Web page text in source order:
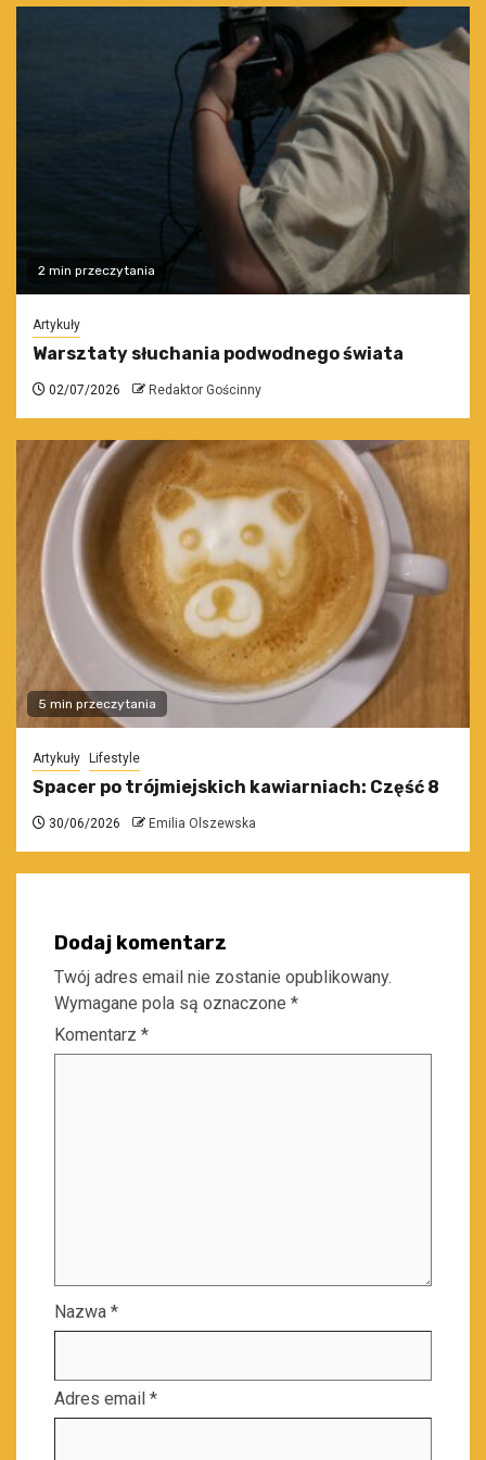
2 min przeczytania
Artykuły
Warsztaty słuchania podwodnego świata
02/07/2026 Redaktor Gościnny
5 min przeczytania
Artykuły Lifestyle
Spacer po trójmiejskich kawiarniach: Część 8
30/06/2026 Emilia Olszewska
Dodaj komentarz
Twój adres email nie zostanie opublikowany.
Wymagane pola są oznaczone *
Komentarz *
Nazwa *
Adres email *